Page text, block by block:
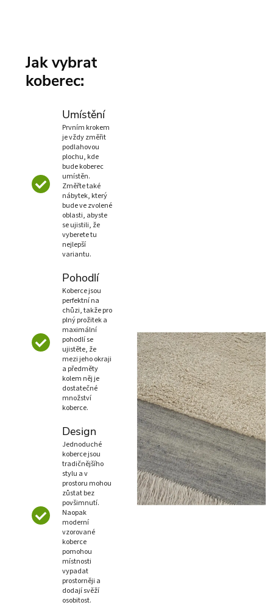
Jak vybrat
koberec:
Umístění
Prvním krokem
je vždy změřit
podlahovou
plochu, kde
bude koberec
umístěn.
Změřte také
nábytek, který
bude ve zvolené
oblasti, abyste
se ujistili, že
vyberete tu
nejlepší
variantu.
Pohodlí
Koberce jsou
perfektní na
chůzi, takže pro
plný prožitek a
maximální
pohodlí se
ujistěte, že
mezi jeho okraji
a předměty
kolem něj je
dostatečné
množství
koberce.
Design
Jednoduché
koberce jsou
tradičnějšího
stylu a v
prostoru mohou
zůstat bez
povšimnutí.
Naopak
moderní
vzorované
koberce
pomohou
místnosti
vypadat
prostorněji a
dodají svěží
osobitost.